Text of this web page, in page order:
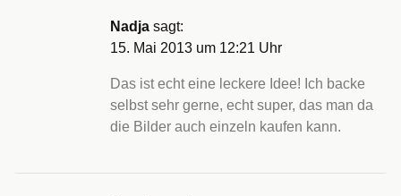
Nadja sagt:
15. Mai 2013 um 12:21 Uhr
Das ist echt eine leckere Idee! Ich backe
selbst sehr gerne, echt super, das man da
die Bilder auch einzeln kaufen kann.